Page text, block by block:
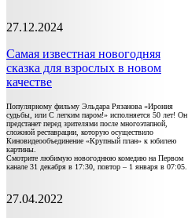
27.12.2024
Самая известная новогодняя
сказка для взрослых в новом
качестве
Популярному фильму Эльдара Рязанова «Ирония
судьбы, или С легким паром!» исполняется 50 лет! Он
предстанет перед зрителями после многоэтапной,
сложной реставрации, которую осуществило
Киновидеообъединение «Крупный план» к юбилею
картины.
Смотрите любимую новогоднюю комедию на Первом
канале 31 декабря в 17:30, повтор – 1 января в 07:05.
27.04.2022